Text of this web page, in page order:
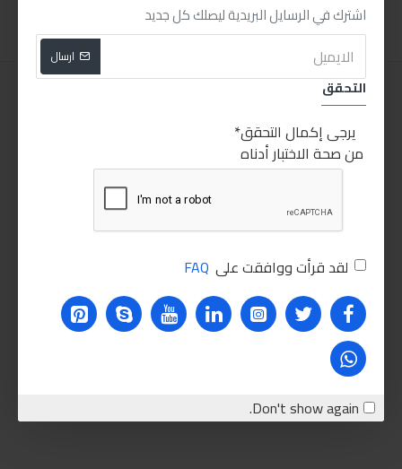
اشترك في الرسايل البريدية ليصلك كل جديد
ارسال
التحقق
يرجى إكمال التحقق
من صحة الاختبار أدناه
لقد قرأت ووافقت على FAQ
Don't show again.